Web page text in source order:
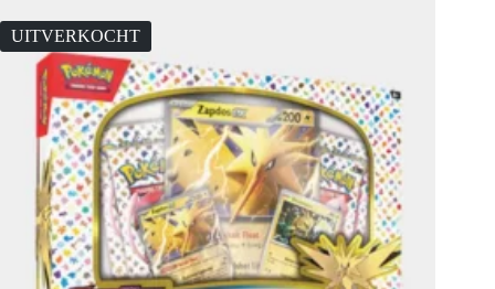
UITVERKOCHT